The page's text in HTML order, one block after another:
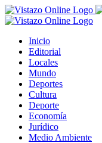
Saltar
al
Inicio
Editorial
Locales
Mundo
Deportes
Cultura
Deporte
Economía
Jurídico
Medio Ambiente